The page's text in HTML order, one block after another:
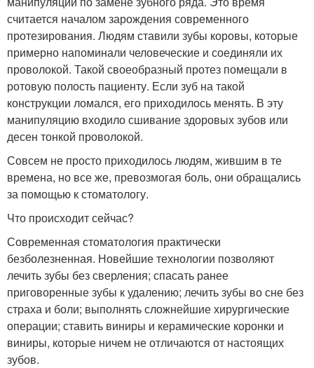
считается началом зарождения современного
протезирования. Людям ставили зубы коровы, которые
примерно напоминали человеческие и соединяли их
проволокой. Такой своеобразный протез помещали в
ротовую полость пациенту. Если зуб на такой
конструкции ломался, его приходилось менять. В эту
манипуляцию входило сшивание здоровых зубов или
десен тонкой проволокой.
Совсем не просто приходилось людям, жившим в те
времена, но все же, превозмогая боль, они обращались
за помощью к стоматологу.
Что происходит сейчас?
Современная стоматология практически
безболезненная. Новейшие технологии позволяют
лечить зубы без сверления; спасать ранее
приговоренные зубы к удалению; лечить зубы во сне без
страха и боли; выполнять сложнейшие хирургические
операции; ставить виниры и керамические коронки и
виниры, которые ничем не отличаются от настоящих
зубов.